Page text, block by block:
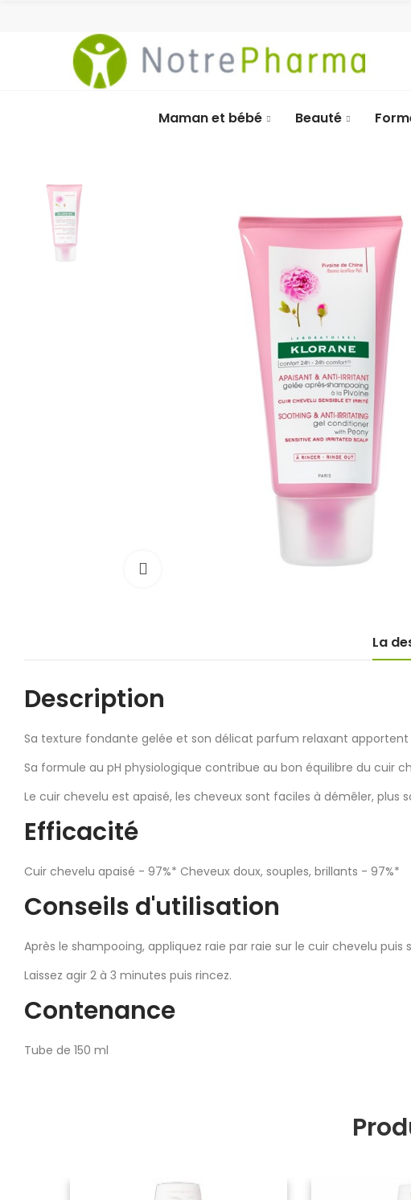
Maman et bébé Beauté
La
Description
Sa texture fondante gelée et son délicat parfum relaxant
Sa formule au pH physiologique contribue au bon équilibre du cuir
Le cuir chevelu est apaisé, les cheveux sont faciles à démêler, plus
Efficacité
Cuir chevelu apaisé - 97%* Cheveux doux, souples, brillants - 97%*
Conseils d'utilisation
Après le shampooing, appliquez raie par raie sur le cuir chevelu puis
Laissez agir 2 à 3 minutes puis rincez.
Contenance
Tube de 150 ml